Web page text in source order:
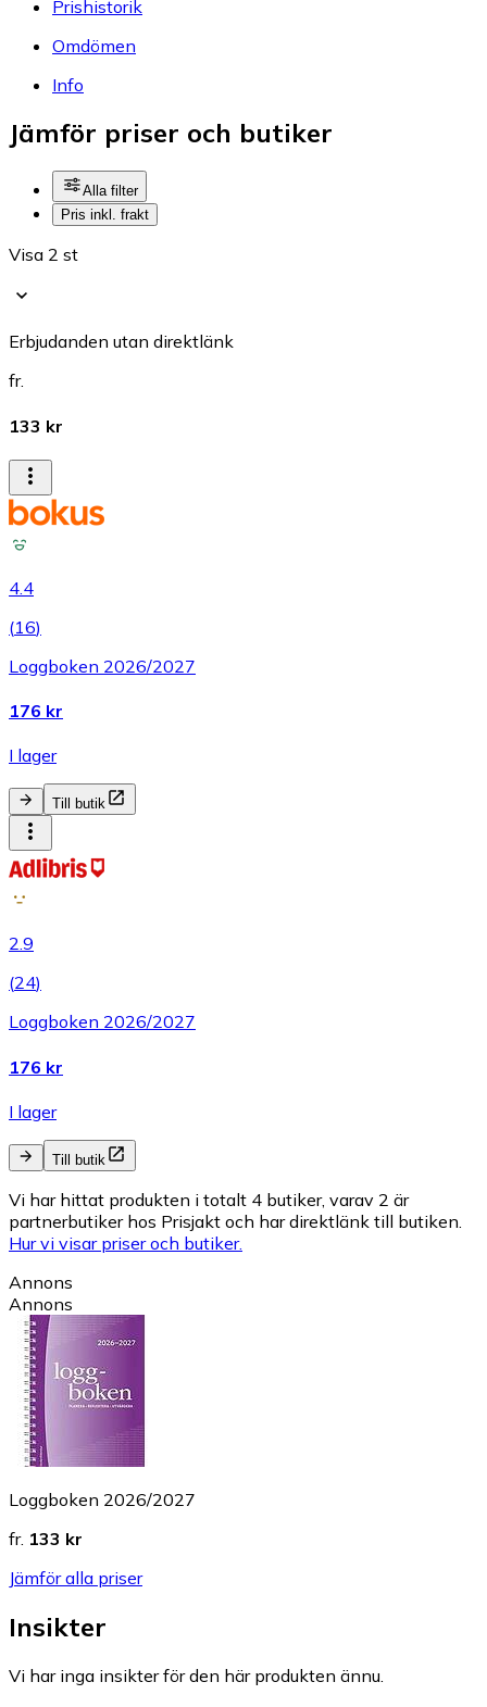
Prishistorik
Omdömen
Info
Jämför priser och butiker
Alla filter
Pris inkl. frakt
Visa 2 st
Erbjudanden utan direktlänk
fr.
133 kr
4.4
(16)
Loggboken 2026/2027
176 kr
I lager
Till butik
2.9
(24)
Loggboken 2026/2027
176 kr
I lager
Till butik
Vi har hittat produkten i totalt 4 butiker, varav 2 är
partnerbutiker hos Prisjakt och har direktlänk till butiken.
Hur vi visar priser och butiker.
Annons
Annons
Loggboken 2026/2027
fr. 133 kr
Jämför alla priser
Insikter
Vi har inga insikter för den här produkten ännu.